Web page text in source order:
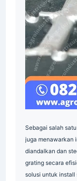
Sebagai salah
juga menawarkan
diandalkan dan
grating secara
solusi untuk install